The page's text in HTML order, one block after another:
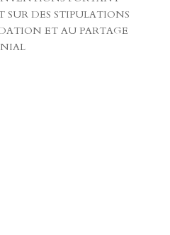
SUR DES STIPULATIONS
ET AU PARTAGE